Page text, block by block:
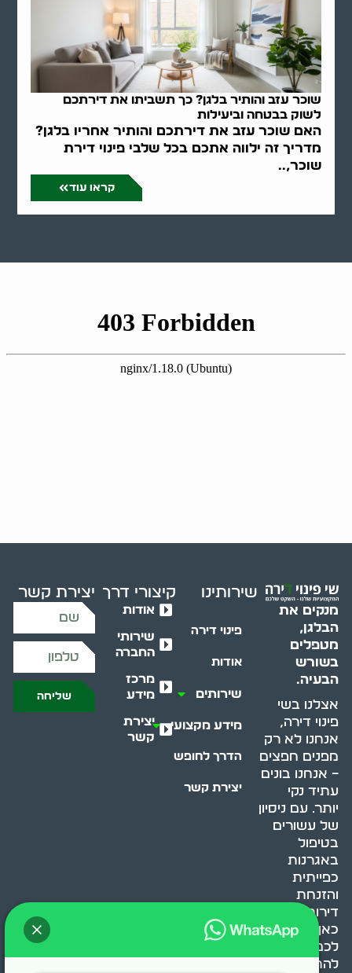
שוכר עזב והותיר בלגן? כך תשביתו את דירתכם
לשוק בבטחה וביעילות
האם שוכר עזב את דירתכם והותיר אחריו בלגן?
מדריך זה ילווה אתכם בכל שלבי פינוי דירת
שוכר,..
קראו עוד
מנקים את
הבלגן,
מטפלים
בשורש
הבעיה.
אצלנו בשי
פינוי דירה,
אנחנו לא רק
מפנים חפצים
– אנחנו בונים
עתיד נקי
יותר. עם ניסיון
של עשורים
בטיפול
באגרנות
כפייתית
והזנחת
דירות, אנחנו
כאן כדי לעזור
לכם
להתמודד,
שירותינו
פינוי דירה
אודות
שירותים
מידע מקצועי
הדרך לחופש
יצירת קשר
קיצורי דרך
אודות
שירותי
החברה
מרכז
מידע
יצירת
קשר
יצירת קשר
שליחה